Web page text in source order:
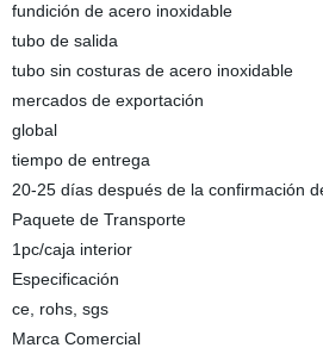
fundición de acero inoxidable
tubo de salida
tubo sin costuras de acero inoxidable
mercados de exportación
global
tiempo de entrega
20-25 días después de la confirmación
Paquete de Transporte
1pc/caja interior
Especificación
ce, rohs, sgs
Marca Comercial